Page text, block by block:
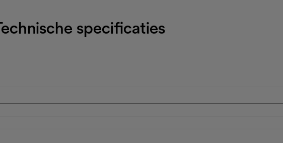
Technische specificaties